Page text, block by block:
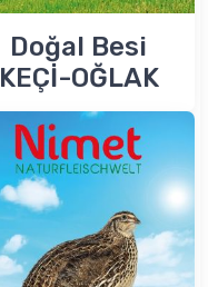
Doğal Besi
KEÇİ-OĞLAK